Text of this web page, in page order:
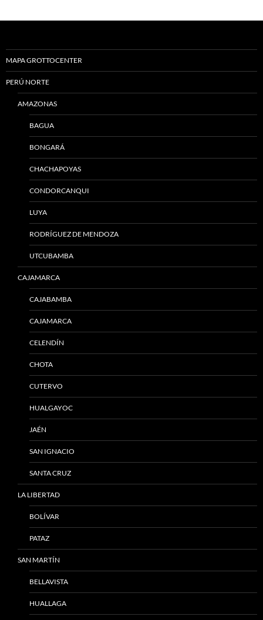
MAPA GROTTOCENTER
PERÚ NORTE
AMAZONAS
BAGUA
BONGARÁ
CHACHAPOYAS
CONDORCANQUI
LUYA
RODRÍGUEZ DE MENDOZA
UTCUBAMBA
CAJAMARCA
CAJABAMBA
CAJAMARCA
CELENDÍN
CHOTA
CUTERVO
HUALGAYOC
JAÉN
SAN IGNACIO
SANTA CRUZ
LA LIBERTAD
BOLÍVAR
PATAZ
SAN MARTÍN
BELLAVISTA
HUALLAGA